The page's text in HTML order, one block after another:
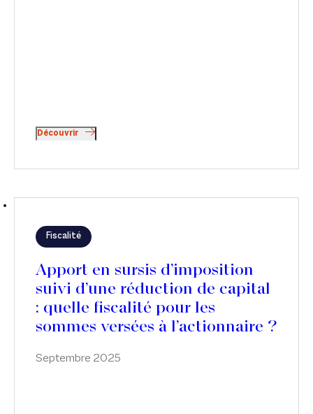
Découvrir
Fiscalité
Septembre 2025
Apport en sursis d’imposition
suivi d’une réduction de capital
: quelle fiscalité pour les
sommes versées à l’actionnaire ?